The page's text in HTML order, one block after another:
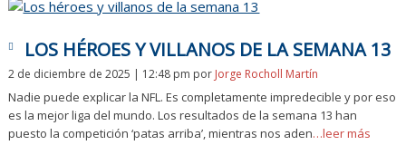
LOS HÉROES Y VILLANOS DE LA SEMANA 13
2 de diciembre de 2025 | 12:48 pm por Jorge Rocholl Martín
Nadie puede explicar la NFL. Es completamente impredecible y por eso
es la mejor liga del mundo. Los resultados de la semana 13 han
puesto la competición ‘patas arriba’, mientras nos aden…leer más